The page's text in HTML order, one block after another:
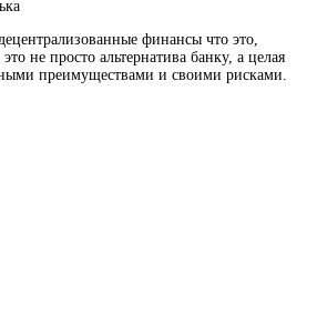
финансы что это,
не просто альтернатива банку, а целая
преимуществами и своими рисками.